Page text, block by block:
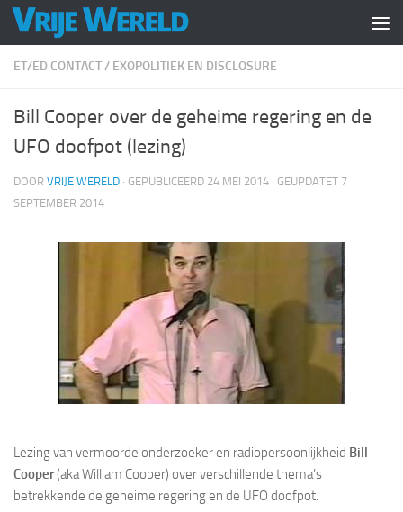
Doorgaan naar inhoud
ET/ED CONTACT/ EXOPOLITIEK EN DISCLOSURE
Bill Cooper over de geheime regering en de
UFO doofpot (lezing)
DOOR VRIJE WERELD · GEPUBLICEERD 24 MEI 2014 · GEÜPDATET 7
SEPTEMBER 2014
Lezing van vermoorde onderzoeker en radiopersoonlijkheid Bill
Cooper(aka William Cooper) over verschillende thema’s
betrekkende de geheime regering en de UFO doofpot.